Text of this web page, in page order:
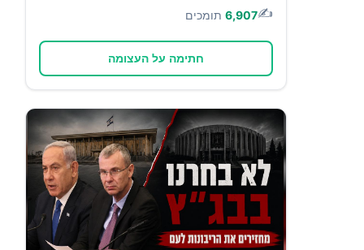
✍️
6,907 תומכים
חתימה על העצומה